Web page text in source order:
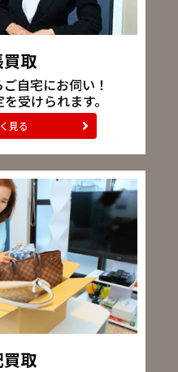
買取
自宅にお伺い！
受けられます。
見る
取